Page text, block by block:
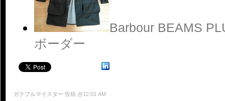
Barbour BEAMS
ボーダー
ガクブルマイスター 投稿 @12:01 AM